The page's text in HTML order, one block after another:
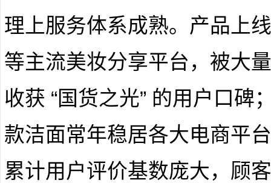
理上服务体系成熟。产品上
等主流美妆分享平台，被大
收获 “国货之光” 的用户口碑
款洁面常年稳居各大电商平
累计用户评价基数庞大，顾